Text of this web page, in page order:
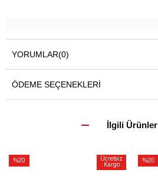
YORUMLAR(0)
ÖDEME SEÇENEKLERI
İlgili Ürünler
%20
Ücretsiz
Kargo
%20